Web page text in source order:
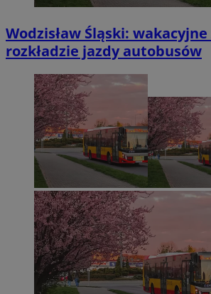
Wodzisław Śląski:
rozkładzie jazdy autobusów